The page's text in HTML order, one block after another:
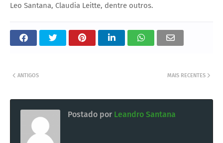
Leo Santana, Claudia Leitte, dentre outros.
MAIS RECENTES
ANTIGOS
Postado por Leandro Santana